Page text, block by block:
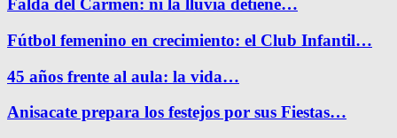
Falda del Carmen: ni la lluvia detiene…
Fútbol femenino en crecimiento: el Club Infantil…
45 años frente al aula: la vida…
Anisacate prepara los festejos por sus Fiestas…